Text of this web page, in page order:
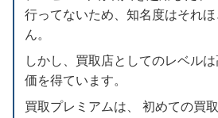
行ってないため、知名度はそれ
ん。
しかし、買取店としてのレベル
価を得ています。
買取プレミアムは、 初めての買